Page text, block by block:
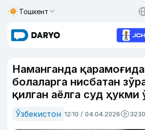
Тошкент
Наманганда
болаларга нисбатан
қилган аёлга суд ҳукми
Ўзбекистон 12:10 / 04.04.2026 3230